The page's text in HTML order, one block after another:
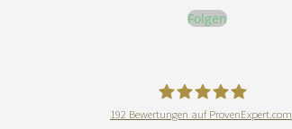
Folgen
192 Bewertungen auf ProvenExpert.com